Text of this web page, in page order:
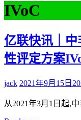
IVoC
亿联快讯｜
性评定方案
jack 2021年9月15日
从2021年3月1日起,